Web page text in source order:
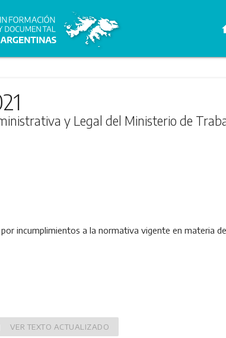
y Legal del Ministerio de
incumplimientos a la normativa vigente en materia
VER TEXTO ACTUALIZADO